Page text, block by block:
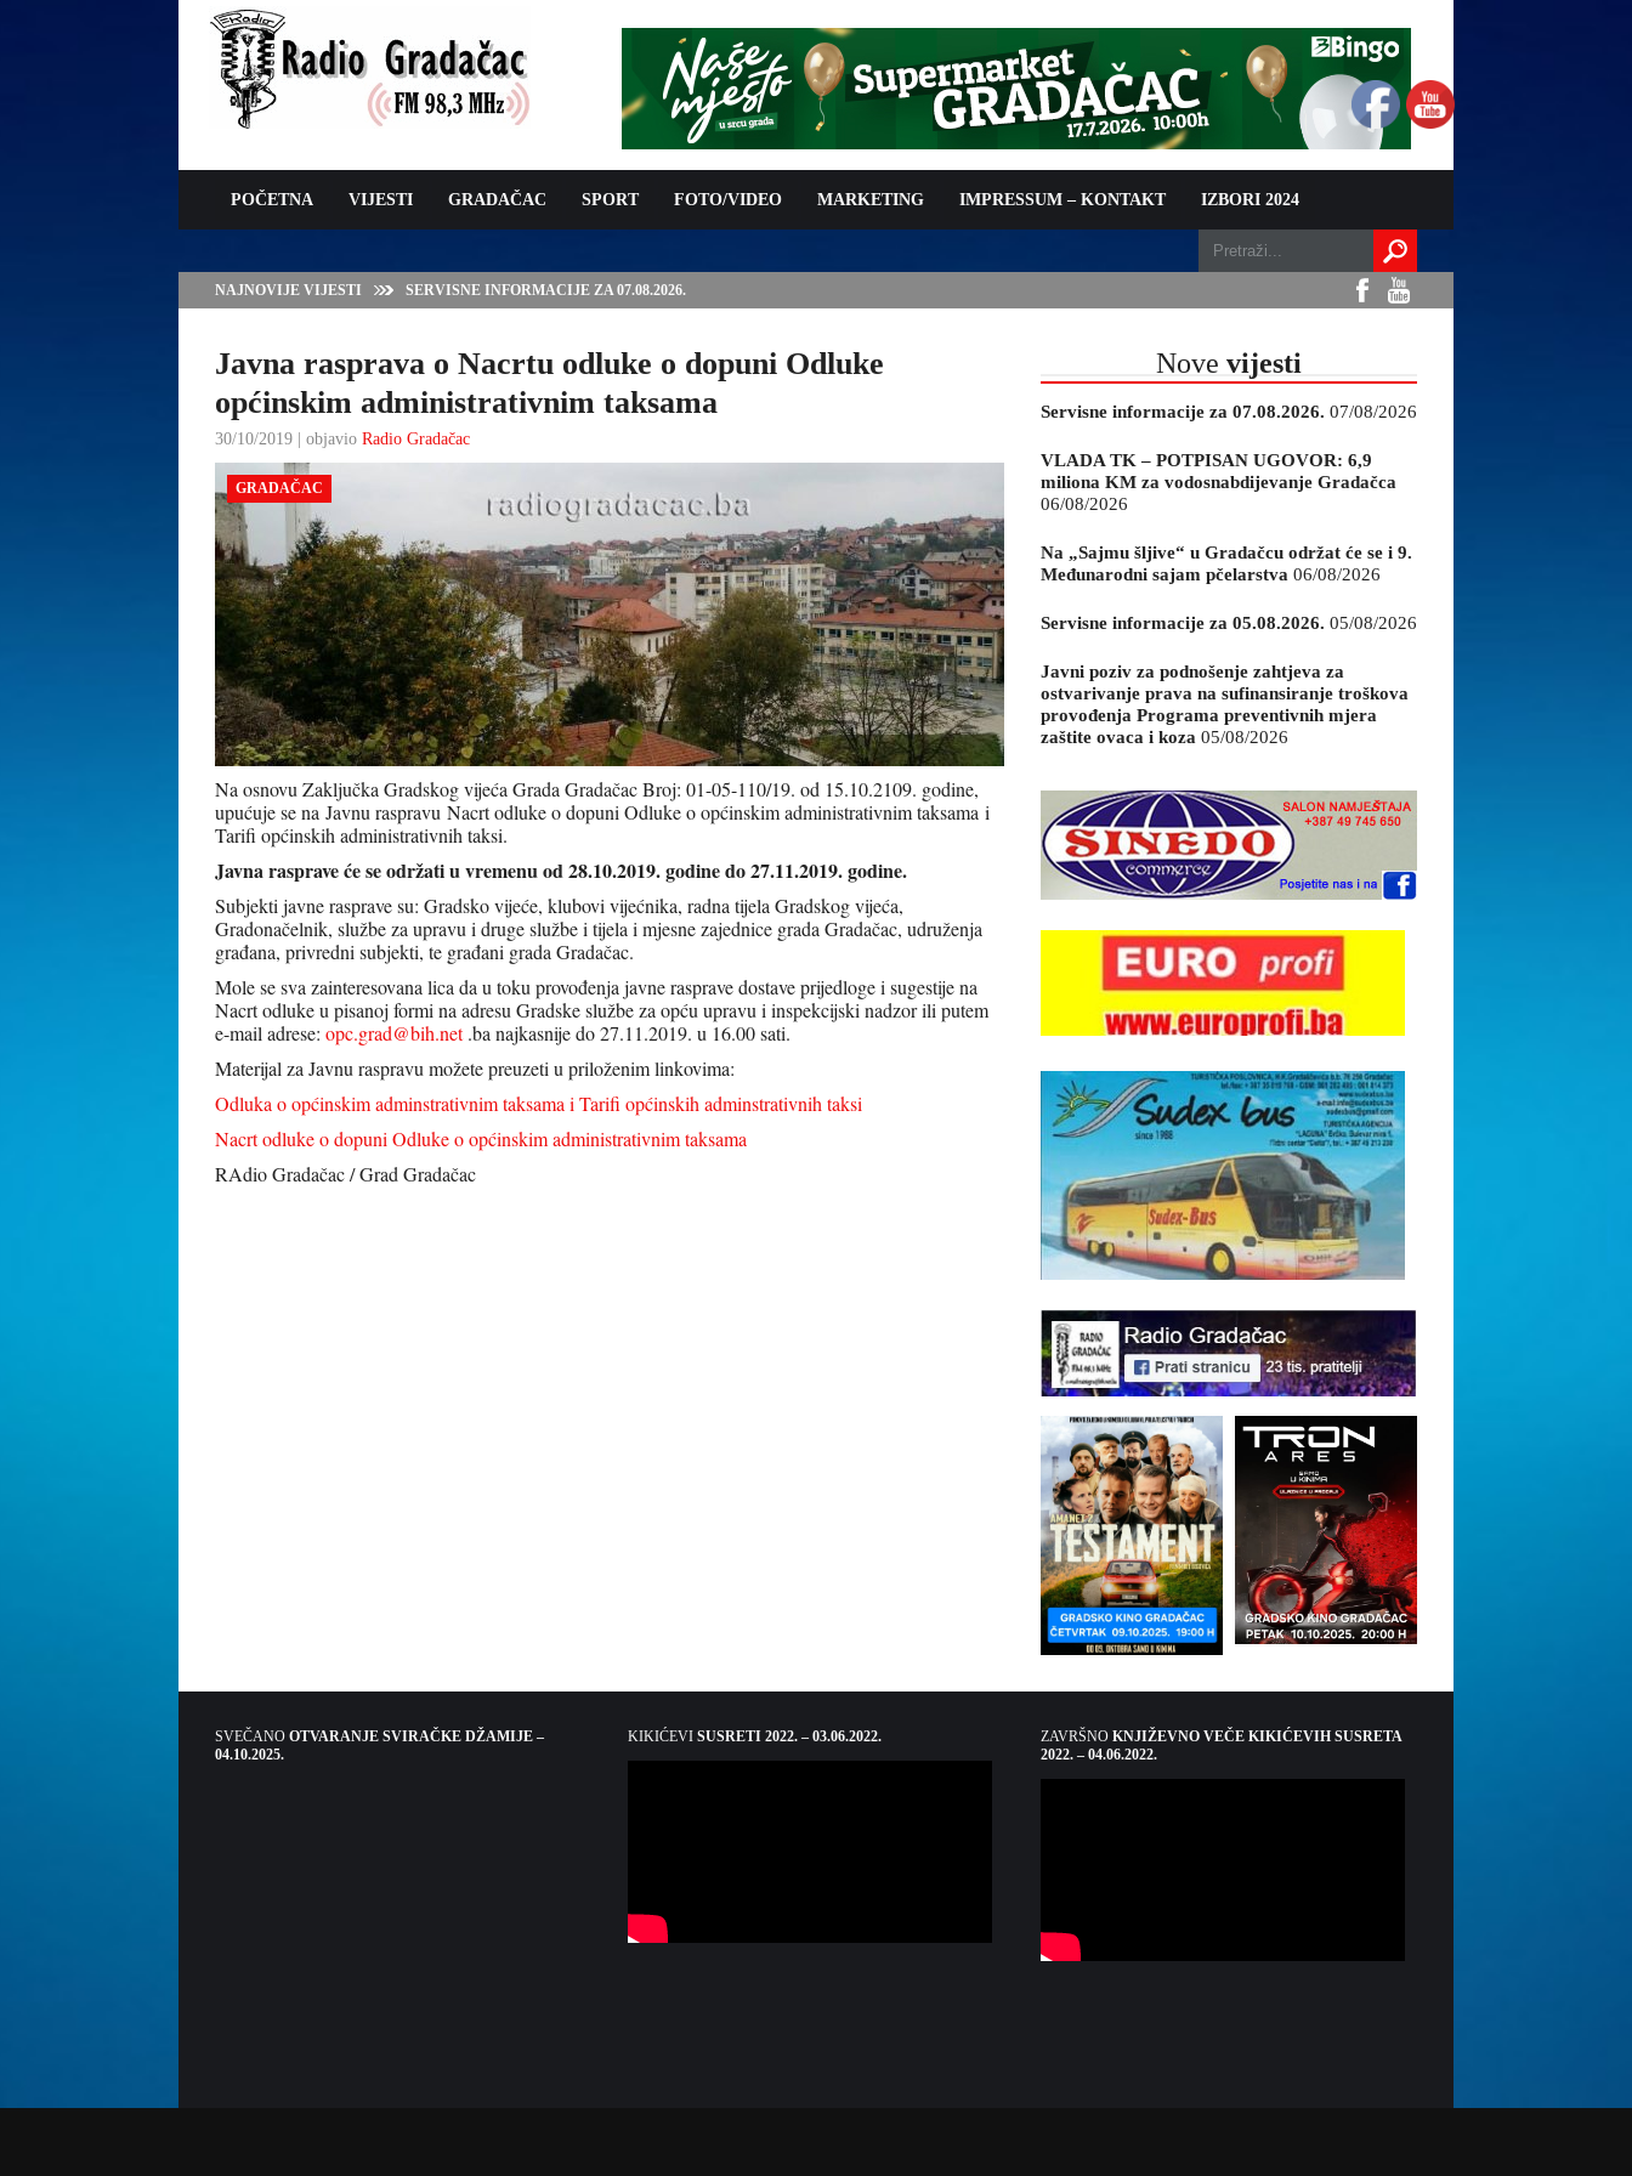
POČETNA VIJESTI GRADAČAC SPORT FOTO/VIDEO MARKETING IMPRESSUM – KONTAKT IZBORI 2024
NAJNOVIJE VIJESTI
VLADA TK – POTPISAN UGOVOR: 6,9 MILIONA KM ZA VODOSNABDIJEVANJE
GRADAČCA
Javna rasprava o Nacrtu odluke o dopuni Odluke
općinskim administrativnim taksama
30/10/2019 | objavio Radio Gradačac
GRADAČAC
Na osnovu Zaključka Gradskog vijeća Grada Gradačac Broj: 01-05-110/19. od 15.10.2109. godine,
upućuje se na Javnu raspravu Nacrt odluke o dopuni Odluke o općinskim administrativnim taksama i
Tarifi općinskih administrativnih taksi.
Javna rasprave će se održati u vremenu od 28.10.2019. godine do 27.11.2019. godine.
Subjekti javne rasprave su: Gradsko vijeće, klubovi vijećnika, radna tijela Gradskog vijeća,
Gradonačelnik, službe za upravu i druge službe i tijela i mjesne zajednice grada Gradačac, udruženja
građana, privredni subjekti, te građani grada Gradačac.
Mole se sva zainteresovana lica da u toku provođenja javne rasprave dostave prijedloge i sugestije na
Nacrt odluke u pisanoj formi na adresu Gradske službe za opću upravu i inspekcijski nadzor ili putem
e-mail adrese: opc.grad@bih.net.ba najkasnije do 27.11.2019. u 16.00 sati.
Materijal za Javnu raspravu možete preuzeti u priloženim linkovima:
Odluka o općinskim adminstrativnim taksama i Tarifi općinskih adminstrativnih taksi
Nacrt odluke o dopuni Odluke o općinskim administrativnim taksama
RAdio Gradačac / Grad Gradačac
Nove vijesti
Servisne informacije za 07.08.2026. 07/08/2026
VLADA TK – POTPISAN UGOVOR: 6,9
miliona KM za vodosnabdijevanje Gradačca
06/08/2026
Na „Sajmu šljive“ u Gradačcu održat će se i 9.
Međunarodni sajam pčelarstva 06/08/2026
Servisne informacije za 05.08.2026. 05/08/2026
Javni poziv za podnošenje zahtjeva za
ostvarivanje prava na sufinansiranje troškova
provođenja Programa preventivnih mjera
zaštite ovaca i koza 05/08/2026
SVEČANO OTVARANJE SVIRAČKE DŽAMIJE –
04.10.2025.
KIKIĆEVI SUSRETI 2022. – 03.06.2022. ZAVRŠNO KNJIŽEVNO VEČE KIKIĆEVIH SUSRETA
2022. – 04.06.2022.